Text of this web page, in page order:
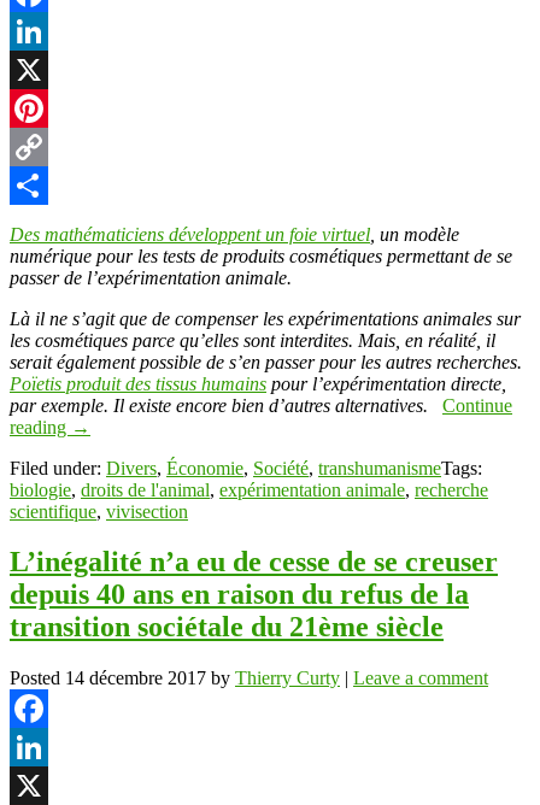
Facebook
LinkedIn
X
Pinterest
Copy
Link
Partager
Des mathématiciens développent un foie virtuel , un modèle
numérique pour les tests de produits cosmétiques permettant de se
passer de l’expérimentation animale.
Là il ne s’agit que de compenser les expérimentations animales sur
les cosmétiques parce qu’elles sont interdites. Mais, en réalité, il
serait également possible de s’en passer pour les autres recherches.
Poïetis produit des tissus humains pour l’expérimentation directe,
par exemple. Il existe encore bien d’autres alternatives.
Continue
reading →
Filed under: Divers, Économie, Société, transhumanismeTags:
biologie, droits de l'animal, expérimentation animale, recherche
scientifique, vivisection
L’inégalité n’a eu de cesse de se creuser
depuis 40 ans en raison du refus de la
transition sociétale du 21ème siècle
Posted 14 décembre 2017 by Thierry Curty | Leave a comment
Facebook
LinkedIn